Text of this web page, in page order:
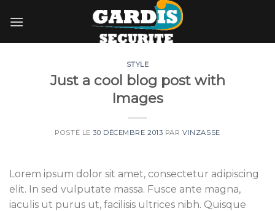
STYLE
Just a cool blog post with
Images
POSTÉ LE30 DÉCEMBRE 2013 PARVINZASSE
Lorem ipsum dolor sit amet, consectetur adipiscing
elit. In sed vulputate massa. Fusce ante magna,
iaculis ut purus ut, facilisis ultrices nibh. Quisque